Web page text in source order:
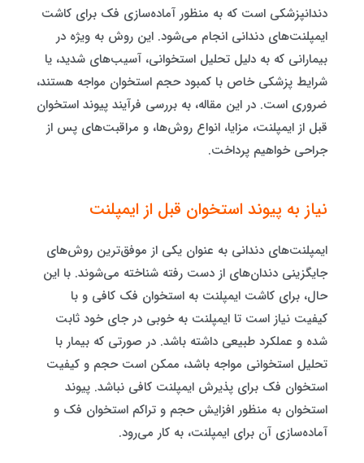
دندانپزشکی است که به منظور آماده‌سازی فک برای کاشت
ایمپلنت‌های دندانی انجام می‌شود. این روش به ویژه در
بیمارانی که به دلیل تحلیل استخوانی، آسیب‌های شدید، یا
شرایط پزشکی خاص با کمبود حجم استخوان مواجه هستند،
ضروری است. در این مقاله، به بررسی فرآیند پیوند استخوان
قبل از ایمپلنت، مزایا، انواع روش‌ها، و مراقبت‌های پس از
جراحی خواهیم پرداخت.
نیاز به پیوند استخوان قبل از ایمپلنت
ایمپلنت‌های دندانی به عنوان یکی از موفق‌ترین روش‌های
جایگزینی دندان‌های از دست رفته شناخته می‌شوند. با این
حال، برای کاشت ایمپلنت به استخوان فک کافی و با
کیفیت نیاز است تا ایمپلنت به خوبی در جای خود ثابت
شده و عملکرد طبیعی داشته باشد. در صورتی که بیمار با
تحلیل استخوانی مواجه باشد، ممکن است حجم و کیفیت
استخوان فک برای پذیرش ایمپلنت کافی نباشد. پیوند
استخوان به منظور افزایش حجم و تراکم استخوان فک و
آماده‌سازی آن برای ایمپلنت، به کار می‌رود.